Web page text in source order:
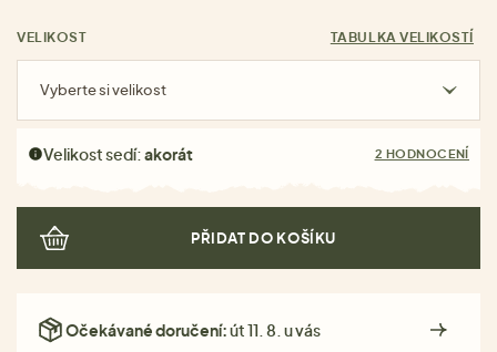
VELIKOST TABULKA VELIKOSTÍ
Vyberte si velikost
Velikost sedí:akorát 2 HODNOCENÍ
PŘIDAT DO KOŠÍKU
Očekávané doručení:út 11. 8. u vás